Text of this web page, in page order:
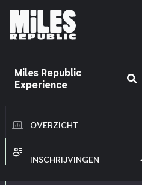
Miles Republic
Experience
OVERZICHT
INSCHRIJVINGEN